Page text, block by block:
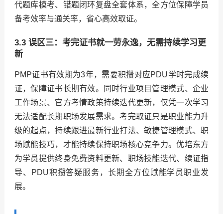
代题库模考、错题闭环复盘全套体系，全方位保障学员
备考效率与通关率，省心高效取证。
3.3 误区三：考完证书就一劳永逸，无需持续学习更
新
PMP证书有效期为3年，需要积攒对应PDU学时完成续
证，保障证书长期有效。同时行业项目管理模式、企业
工作场景、官方考情政策持续迭代更新，仅凭一次学习
无法适配长期职场发展需求。考完取证只是职业能力升
级的起点，持续跟进最新行业打法、敏捷管理模式、职
场赋能技巧，才能持续保持职场核心竞争力。优培东方
为学员提供终身免费资料更新、职场技能迭代、续证指
导、PDU积攒答疑服务，长期全方位赋能学员职业发
展。